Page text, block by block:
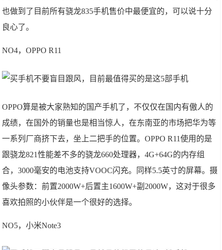
也做到了目前所有骁龙835手机售价中最便宜的，可以说十分
良心了。
NO4，OPPO R11
OPPO算是被大家熟知的国产手机了，不仅仅在国内有傲人的
成绩，在国外的销量也是相当惊人，在东南亚的市场把华为等
一系列厂商挤下去，坐上二把手的位置。OPPO R11使用的是
跟骁龙821性能差不多的骁龙660处理器，4G+64G的内存组
合，3000毫安的电池支持VOOC闪充。同样5.5英寸的屏幕。摄
像头参数：前置2000W+后置主1600W+副2000W，这对于很多
喜欢拍照的小伙伴是一个很好的选择。
NO5，小米Note3